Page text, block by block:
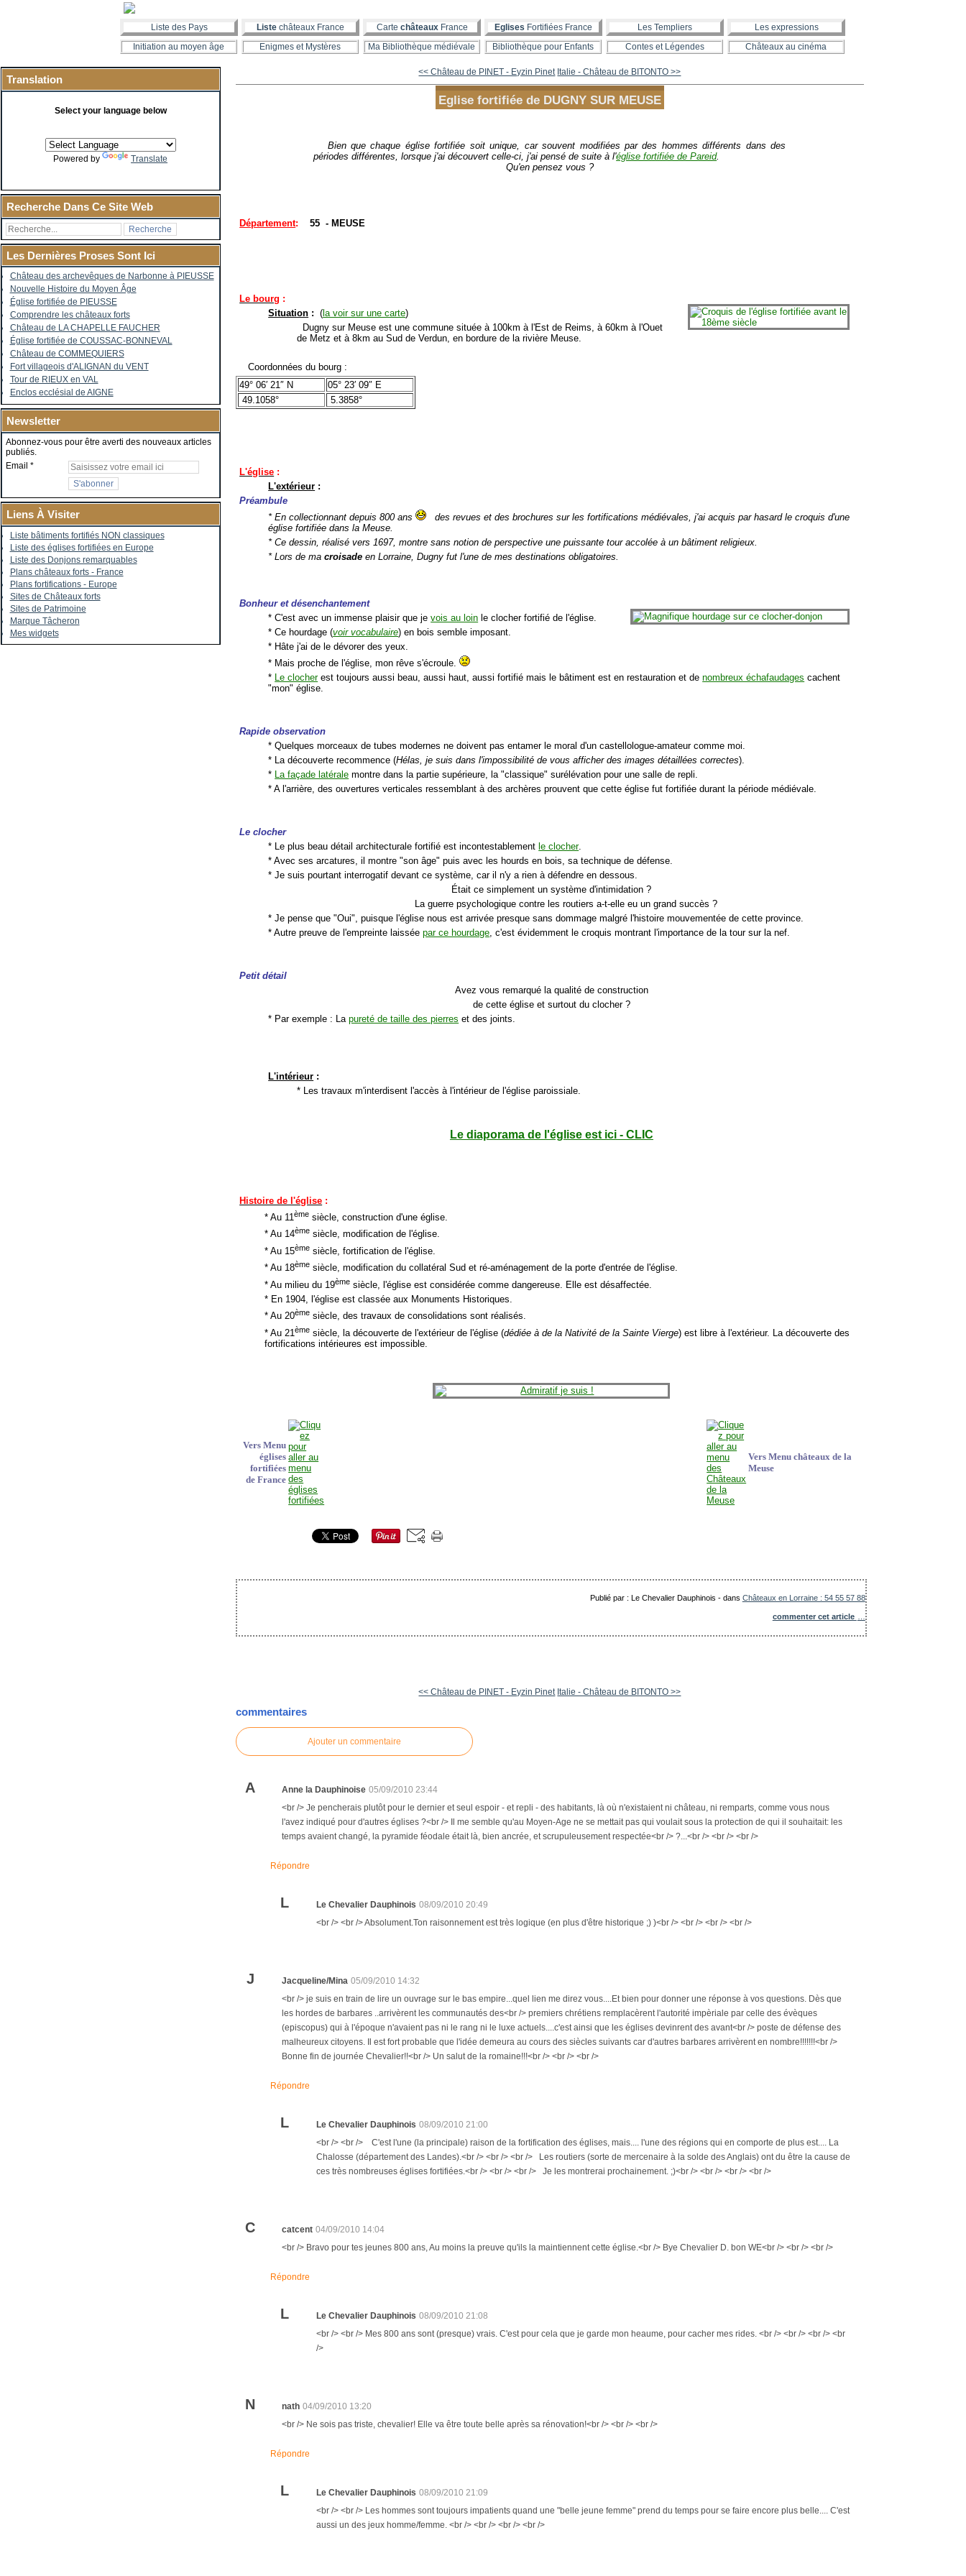
Liste des Pays Liste châteaux France Carte châteauxFrance Eglises Fortifiées France Les Templiers
Les expressions
Initiation au moyen âge
Enigmes et Mystères Ma Bibliothèque médiévale Bibliothèque pour Enfants Contes et Légendes Châteaux au cinéma
Translation
Select your language below
Powered by Translate
Recherche Dans Ce Site Web
Les Dernières Proses Sont Ici
Château des archevêques de Narbonne à PIEUSSE
Nouvelle Histoire du Moyen Âge
Église fortifiée de PIEUSSE
Comprendre les châteaux forts
Château de LA CHAPELLE FAUCHER
Église fortifiée de COUSSAC-BONNEVAL
Château de COMMEQUIERS
Fort villageois d'ALIGNAN du VENT
Tour de RIEUX en VAL
Enclos ecclésial de AIGNE
Newsletter
Abonnez-vous pour être averti des nouveaux articles
publiés.
Email
Liens À Visiter
Liste bâtiments fortifiés NON classiques
Liste des églises fortifiées en Europe
Liste des Donjons remarquables
Plans châteaux forts - France
Plans fortifications - Europe
Sites de Châteaux forts
Sites de Patrimoine
Marque Tâcheron
Mes widgets
<< Château de PINET - Eyzin Pinet Italie - Château de BITONTO >>
Eglise fortifiée de DUGNY SUR MEUSE
Bien que chaque église fortifiée soit unique, car souvent modifiées par des hommes différents dans des
périodes différentes, lorsque j'ai découvert celle-ci, j'ai pensé de suite à l'église fortifiée de Pareid.
Qu'en pensez vous ?
Département: 55 - MEUSE
Le bourg :
Situation : ( la voir sur une carte)
Dugny sur Meuse est une commune située à 100km à l'Est de Reims, à 60km à l'Ouet
de Metz et à 8km au Sud de Verdun, en bordure de la rivière Meuse.
Coordonnées du bourg :
49° 06′ 21″ N
05° 23′ 09″ E
49.1058°
5.3858°
L'église :
L'extérieur :
Préambule
* En collectionnant depuis 800 ans
des revues et des brochures sur les fortifications médiévales, j'ai acquis par hasard le croquis d'une
église fortifiée dans la Meuse.
* Ce dessin, réalisé vers 1697, montre sans notion de perspective une puissante tour accolée à un bâtiment religieux.
* Lors de macroisade en Lorraine, Dugny fut l'une de mes destinations obligatoires.
Bonheur et désenchantement
* C'est avec un immense plaisir que jevois au loin le clocher fortifié de l'église.
* Ce hourdage (voir vocabulaire) en bois semble imposant.
* Hâte j'ai de le dévorer des yeux.
* Mais proche de l'église, mon rêve s'écroule.
*
Le clocherest toujours aussi beau, aussi haut, aussi fortifié mais le bâtiment est en restauration et denombreux échafaudages cachent
"mon" église.
Rapide observation
* Quelques morceaux de tubes modernes ne doivent pas entamer le moral d'un castellologue-amateur comme moi.
* La découverte recommence (Hélas, je suis dans l'impossibilité de vous afficher des images détaillées correctes).
*
La façade latérale montre dans la partie supérieure, la "classique" surélévation pour une salle de repli.
* A l'arrière, des ouvertures verticales ressemblant à des archères prouvent que cette église fut fortifiée durant la période médiévale.
Le clocher
* Le plus beau détail architecturale fortifié est incontestablement le clocher.
* Avec ses arcatures, il montre "son âge" puis avec les hourds en bois, sa technique de défense.
* Je suis pourtant interrogatif devant ce système, car il n'y a rien à défendre en dessous.
Était ce simplement un système d'intimidation ?
La guerre psychologique contre les routiers a-t-elle eu un grand succès ?
* Je pense que "Oui", puisque l'église nous est arrivée presque sans dommage malgré l'histoire mouvementée de cette province.
* Autre preuve de l'empreinte laisséepar ce hourdage , c'est évidemment le croquis montrant l'importance de la tour sur la nef.
Petit détail
Avez vous remarqué la qualité de construction
de cette église et surtout du clocher ?
* Par exemple : Lapureté de taille des pierres et des joints.
L'intérieur :
* Les travaux m'interdisent l'accès à l'intérieur de l'église paroissiale.
Le diaporama de l'église est ici - CLIC
Histoire de l'église :
* Au 11ème siècle, construction d'une église.
* Au 14ème siècle, modification de l'église.
* Au 15ème siècle, fortification de l'église.
* Au 18ème siècle, modification du collatéral Sud et ré-aménagement de la porte d'entrée de l'église.
* Au milieu du 19ème siècle, l'église est considérée comme dangereuse. Elle est désaffectée.
* En 1904, l'église est classée aux Monuments Historiques.
* Au 20ème siècle, des travaux de consolidations sont réalisés.
* Au 21ème siècle, la découverte de l'extérieur de l'église (dédiée à de la Nativité de la Sainte Vierge) est libre à l'extérieur. La découverte des
fortifications intérieures est impossible.
Vers Menu
églises
fortifiées
de France
Vers Menu châteaux de la
Meuse
Publié par : Le Chevalier Dauphinois -dans Châteaux en Lorraine : 54 55 57 88
commenter cet article
<< Château de PINET - Eyzin Pinet Italie - Château de BITONTO >>
commentaires
Ajouter un commentaire
A Anne la Dauphinoise 05/09/2010 23:44
<br /> Je pencherais plutôt pour le dernier et seul espoir - et repli - des habitants, là où n'existaient ni château, ni remparts, comme vous nous
l'avez indiqué pour d'autres églises ?<br /> Il me semble qu'au Moyen-Age ne se mettait pas qui voulait sous la protection de qui il souhaitait: les
temps avaient changé, la pyramide féodale était là, bien ancrée, et scrupuleusement respectée<br /> ?...<br /> <br /> <br />
Répondre
L Le Chevalier Dauphinois 08/09/2010 20:49
<br /> <br /> Absolument.Ton raisonnement est très logique (en plus d'être historique ;) )<br /> <br /> <br /> <br />
J Jacqueline/Mina 05/09/2010 14:32
<br /> je suis en train de lire un ouvrage sur le bas empire...quel lien me direz vous....Et bien pour donner une réponse à vos questions. Dès que
les hordes de barbares ..arrivèrent les communautés des<br /> premiers chrétiens remplacèrent l'autorité impèriale par celle des évèques
(episcopus) qui à l'époque n'avaient pas ni le rang ni le luxe actuels....c'est ainsi que les églises devinrent des avant<br /> poste de défense des
malheureux citoyens. Il est fort probable que l'idée demeura au cours des siècles suivants car d'autres barbares arrivèrent en nombre!!!!!!!<br />
Bonne fin de journée Chevalier!!<br /> Un salut de la romaine!!!<br /> <br /> <br />
Répondre
L Le Chevalier Dauphinois 08/09/2010 21:00
<br /> <br /> C'est l'une (la principale) raison de la fortification des églises, mais.... l'une des régions qui en comporte de plus est.... La
Chalosse (département des Landes).<br /> <br /> <br /> Les routiers (sorte de mercenaire à la solde des Anglais) ont du être la cause de
ces très nombreuses églises fortifiées.<br /> <br /> <br /> Je les montrerai prochainement. ;)<br /> <br /> <br /> <br />
C catcent 04/09/2010 14:04
<br /> Bravo pour tes jeunes 800 ans, Au moins la preuve qu'ils la maintiennent cette église.<br /> Bye Chevalier D. bon WE<br /> <br /> <br />
Répondre
L Le Chevalier Dauphinois 08/09/2010 21:08
<br /> <br /> Mes 800 ans sont (presque) vrais. C'est pour cela que je garde mon heaume, pour cacher mes rides. <br /> <br /> <br /> <br
/>
N nath 04/09/2010 13:20
<br /> Ne sois pas triste, chevalier! Elle va être toute belle après sa rénovation!<br /> <br /> <br />
Répondre
L Le Chevalier Dauphinois 08/09/2010 21:09
<br /> <br /> Les hommes sont toujours impatients quand une "belle jeune femme" prend du temps pour se faire encore plus belle.... C'est
aussi un des jeux homme/femme. <br /> <br /> <br /> <br />